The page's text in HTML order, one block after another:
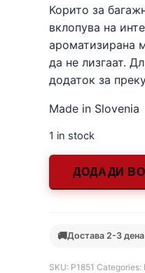
Корито за
вклопува на
ароматизирана
да не лизгаат.
додаток за
Made in Slovenia
1 in stock
ДОДАДИ
🚚Достава 2-3 дена
SKU: Р1851 Categories: